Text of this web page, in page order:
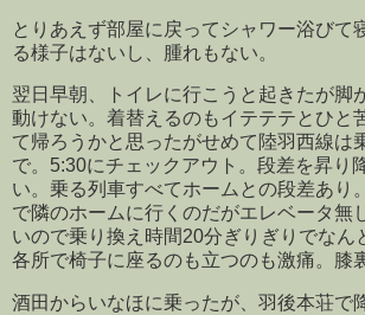
とりあえず部屋に戻ってシャワー浴びて
る様子はないし、腫れもない。
翌日早朝、トイレに行こうと起きたが脚
動けない。着替えるのもイテテテとひと
て帰ろうかと思ったがせめて陸羽西線は
で。5:30にチェックアウト。段差を昇り
い。乗る列車すべてホームとの段差あり
で隣のホームに行くのだがエレベータ無
いので乗り換え時間20分ぎりぎりでなん
各所で椅子に座るのも立つのも激痛。膝
酒田からいなほに乗ったが、羽後本荘で